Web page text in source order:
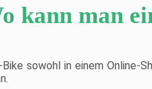
designen von MTB-Gabeln.
Die Suntour XCT verfügt
über eine "Vorlast" -
ist und sich somit für
kann man
sowohl in einem